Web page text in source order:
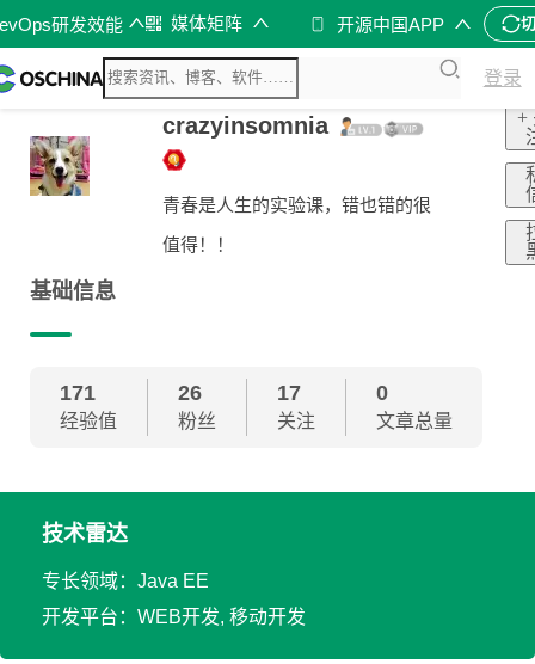
研发效能 媒体矩阵 开源中国APP
登录
crazyinsomnia
青春是人生的实验课，错也错的很
值得！！
+
基础信息
171
经验值
26
粉丝
17
关注
0
文章总量
技术雷达
专长领域：Java EE
开发平台：WEB开发, 移动开发